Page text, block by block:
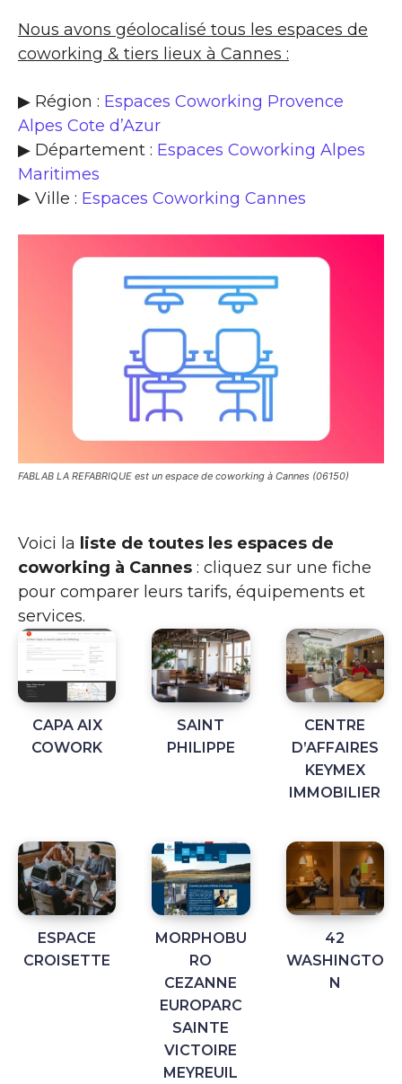
Nous avons géolocalisé tous les espaces de
coworking & tiers lieux à Cannes :
▶ Région : Espaces Coworking Provence
Alpes Cote d’Azur
▶ Département : Espaces Coworking Alpes
Maritimes
▶ Ville : Espaces Coworking Cannes
FABLAB LA REFABRIQUE est un espace de coworking à Cannes (06150)
Voici la liste de toutes les espaces de
coworking à Cannes : cliquez sur une fiche
pour comparer leurs tarifs, équipements et
services.
CAPA AIX
COWORK
SAINT
PHILIPPE
CENTRE
D’AFFAIRES
KEYMEX
IMMOBILIER
ESPACE
CROISETTE
MORPHOBU
RO
CEZANNE
EUROPARC
SAINTE
VICTOIRE
MEYREUIL
42
WASHINGTO
N